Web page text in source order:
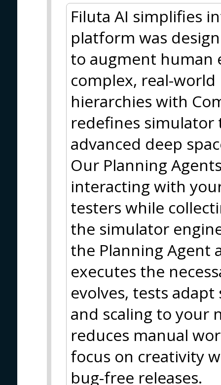
Filuta AI simplifies
platform was
to augment human
complex, real-
hierarchies with
redefines
advanced deep
Our Planning
interacting with
testers while
the simulator
the Planning Agent
executes the
evolves, tests
and scaling to your
reduces manual
focus on creativity
bug-free releases.